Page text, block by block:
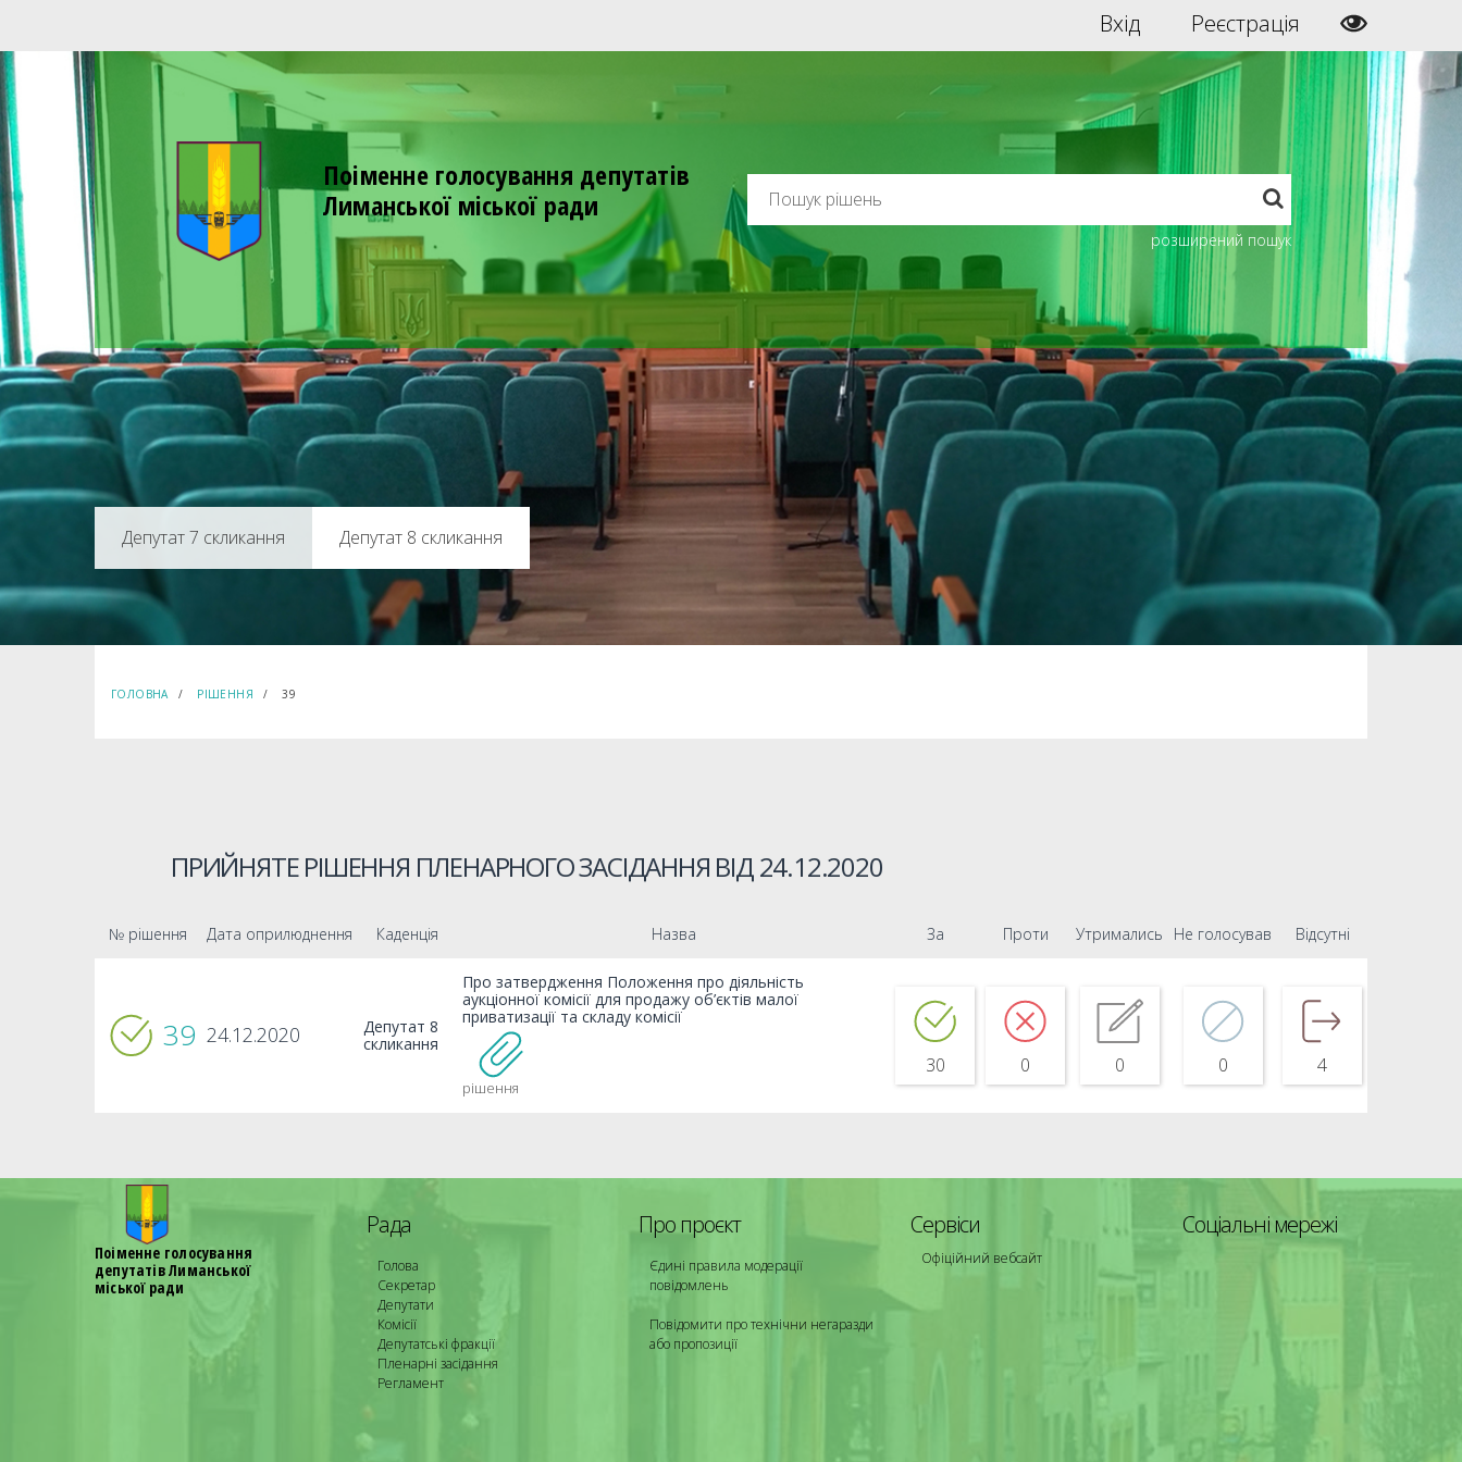
Вхід Реєстрація
Поіменне голосування депутатів
Лиманської міської ради
розширений пошук
Депутат 8 скликання
ГОЛОВНА РІШЕННЯ 39
ПРИЙНЯТЕ РІШЕННЯ ПЛЕНАРНОГО ЗАСІДАННЯ ВІД24.12.2020
№ рішення Дата оприлюднення Каденція Назва За Проти Утримались Не голосував Відсутні
39 24.12.2020
Депутат 8
скликання
Про затвердження Положення про діяльність
аукціонної комісії для продажу об’єктів малої
приватизації та складу комісії
рішення
30 0 0 0 4
Поіменне голосування
депутатів Лиманської
міської ради
Рада
Голова
Секретар
Депутати
Комісії
Депутатські фракції
Пленарні засідання
Регламент
Про проєкт
Єдині правила модерації
повідомлень
Повідомити про технічни негаразди
або пропозиції
Сервіси
Офіційний вебсайт
Соціальні мережі